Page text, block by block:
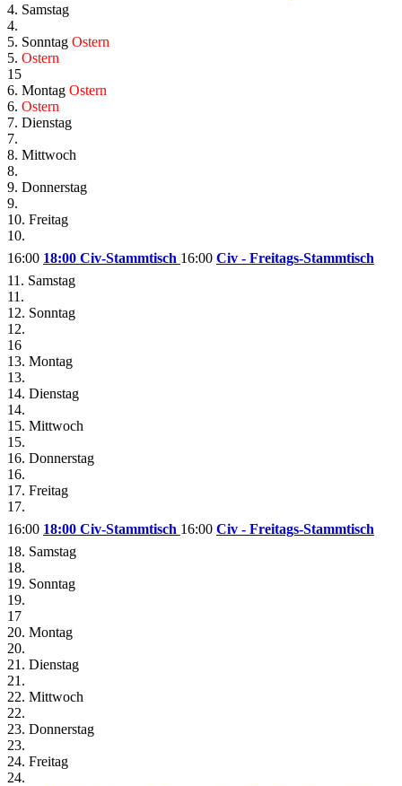
4. Samstag
4.
5. Sonntag Ostern
5. Ostern
15
6. Montag Ostern
6. Ostern
7. Dienstag
7.
8. Mittwoch
8.
9. Donnerstag
9.
10. Freitag
10.
16:00 18:00 Civ-Stammtisch 16:00 Civ - Freitags-Stammtisch
11. Samstag
11.
12. Sonntag
12.
16
13. Montag
13.
14. Dienstag
14.
15. Mittwoch
15.
16. Donnerstag
16.
17. Freitag
17.
16:00 18:00 Civ-Stammtisch 16:00 Civ - Freitags-Stammtisch
18. Samstag
18.
19. Sonntag
19.
17
20. Montag
20.
21. Dienstag
21.
22. Mittwoch
22.
23. Donnerstag
23.
24. Freitag
24.